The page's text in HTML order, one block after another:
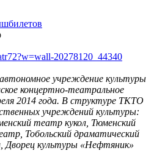
20278120_44340
учреждение культуры
концертно-театральное
2014 года. В структуре ТКТО
учреждений культуры:
театр кукол, Тюменский
Тобольский драматический
культуры «Нефтяник»